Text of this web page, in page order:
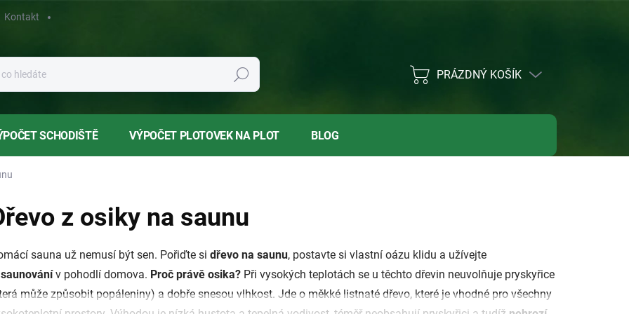
Kontakt
Hledat
NÁKUPNÍ
PRÁZDNÝ KOŠÍK
SCHODIŠTĚ VÝPOČET PLOTOVEK NA PLOT BLOG
z osiky na saunu
sauna už nemusí být sen. Pořiďte si dřevo na saunu, postavte si vlastní oázu klidu a užívejte
saunovánív pohodlí domova. Proč právě osika? Při vysokých teplotách se u těchto dřevin neuvolňuje pryskyřice
může způsobit popáleniny) a dobře snesou vlhkost. Jde o měkké listnaté dřevo, které je vhodné pro všechny